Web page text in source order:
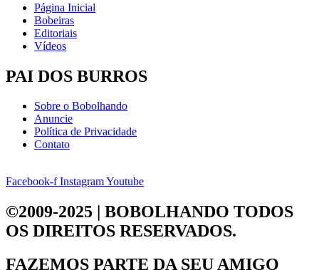
Página Inicial
Bobeiras
Editoriais
Vídeos
PAI DOS BURROS
Sobre o Bobolhando
Anuncie
Política de Privacidade
Contato
Facebook-f InstagramYoutube
©2009-2025 | BOBOLHANDO TODOS
OS DIREITOS RESERVADOS.
FAZEMOS PARTE DA SEU AMIGO